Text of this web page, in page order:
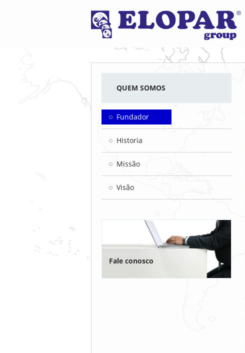
QUEM SOMOS
Fundador
Historia
Missão
Visão
Fale conosco